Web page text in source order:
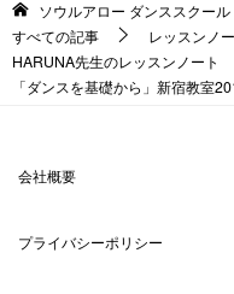
ソウルアロー ダンススクー
すべての記事
レッスンノ
HARUNA先生のレッスンノート
「ダンスを基礎から」新宿教室
会社概要
プライバシーポリシー